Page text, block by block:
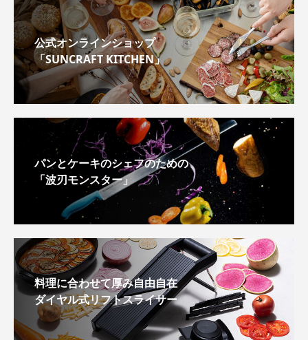
公式オンラインショップ
「SUNCRAFT KITCHEN」
パンとケーキのシェフのための
「波刃モンスター」
料理に合わせて厚み自由自在
ダイヤル式リフトスライサー